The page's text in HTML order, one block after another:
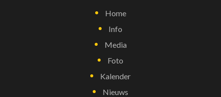
Home
Info
Media
Foto
Kalender
Nieuws